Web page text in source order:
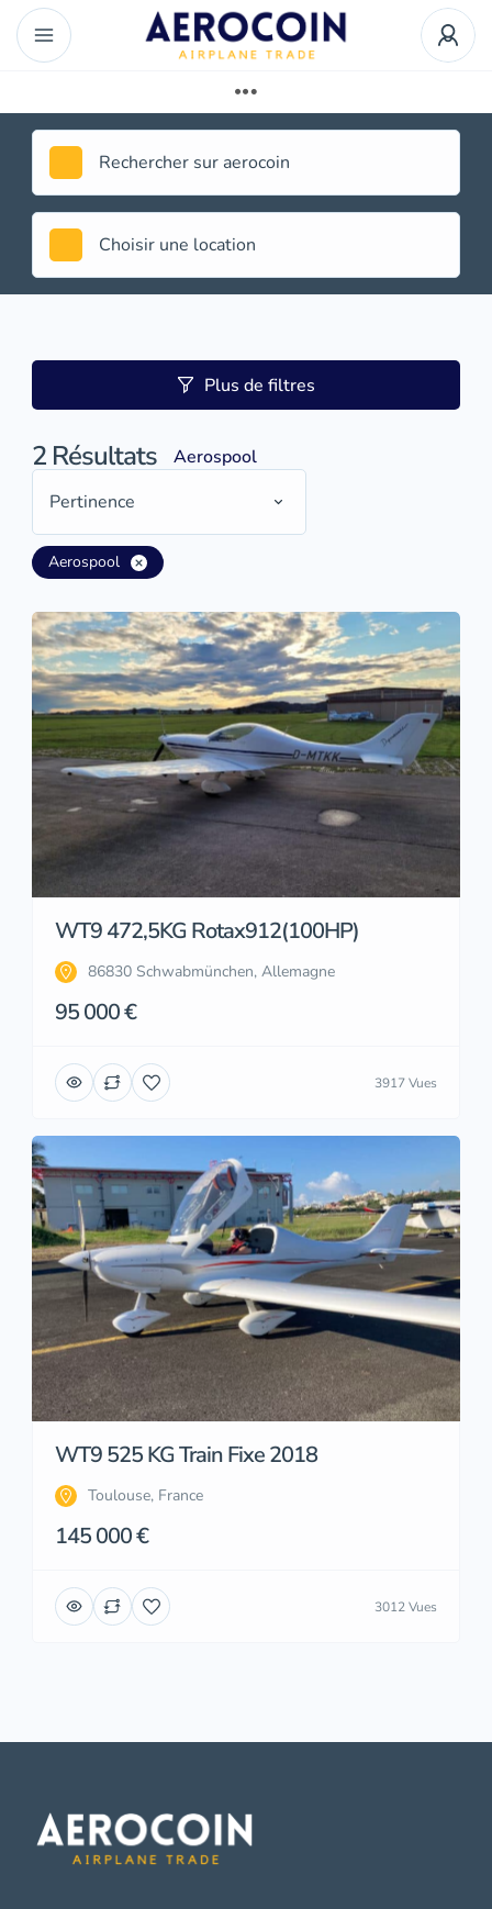
Plus de filtres
2 Résultats
Aerospool
Pertinence
Aerospool
WT9 472,5KG Rotax912(100HP)
86830 Schwabmünchen, Allemagne
95 000 €
3917 Vues
WT9 525 KG Train Fixe 2018
Toulouse, France
145 000 €
3012 Vues